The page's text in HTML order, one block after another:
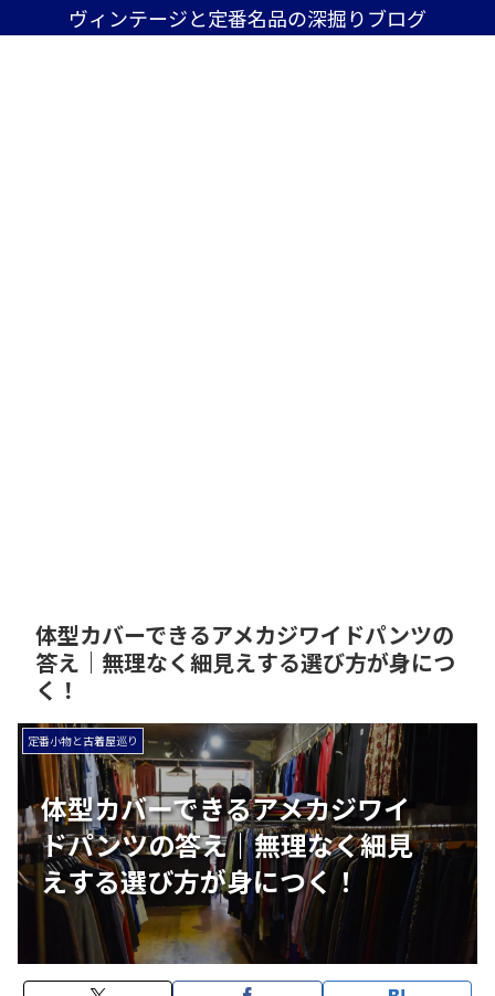
ヴィンテージと定番名品の深掘りブログ
体型カバーできるアメカジワイドパンツの
答え｜無理なく細見えする選び方が身につ
く！
体型カバーできるアメカジワイ
ドパンツの答え｜無理なく細見
えする選び方が身につく！
定番小物と古着屋巡り